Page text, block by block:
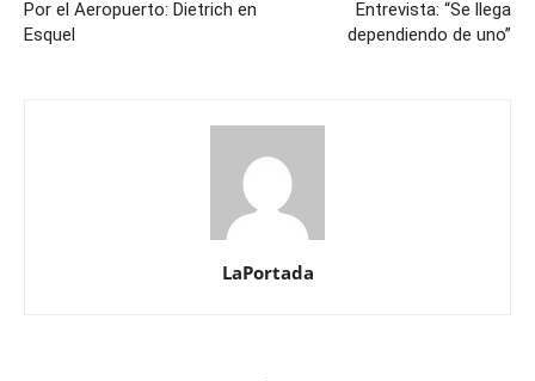
Por el Aeropuerto: Dietrich en
Esquel
Entrevista: “Se llega
dependiendo de uno”
LaPortada